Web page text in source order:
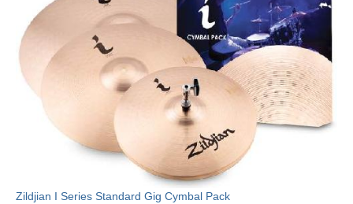
Zildjian I Series Standard Gig Cymbal Pack